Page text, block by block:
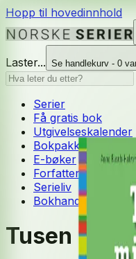
Hopp til hovedinnhold
Laster... Se handlekurv - 0
Serier
Få gratis bok
Utgivelseskalender
Bokpakker
E-bøker
Forfattere
Serieliv
Bokhandel
Tusen